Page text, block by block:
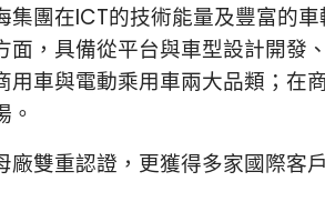
團在ICT的技術能量及豐富的
，具備從平台與車型設計開發
車與電動乘用車兩大品類；在
。
雙重認證，更獲得多家國際客